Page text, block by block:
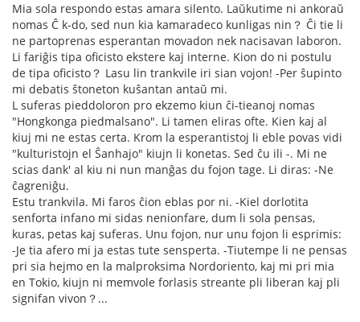
Mia sola respondo estas amara silento. Laŭkutime ni ankoraŭ
nomas Ĉ k-do, sed nun kia kamaradeco kunligas nin？ Ĉi tie li
ne partoprenas esperantan movadon nek nacisavan laboron.
Li fariĝis tipa oficisto ekstere kaj interne. Kion do ni postulu
de tipa oficisto？ Lasu lin trankvile iri sian vojon! -Per ŝupinto
mi debatis ŝtoneton kuŝantan antaŭ mi.
L suferas pieddoloron pro ekzemo kiun ĉi-tieanoj nomas
"Hongkonga piedmalsano". Li tamen eliras ofte. Kien kaj al
kiuj mi ne estas certa. Krom la esperantistoj li eble povas vidi
"kulturistojn el Ŝanhajo" kiujn li konetas. Sed ĉu ili -. Mi ne
scias dank' al kiu ni nun manĝas du fojon tage. Li diras: -Ne
ĉagreniĝu.
Estu trankvila. Mi faros ĉion eblas por ni. -Kiel dorlotita
senforta infano mi sidas nenionfare, dum li sola pensas,
kuras, petas kaj suferas. Unu fojon, nur unu fojon li esprimis:
-Je tia afero mi ja estas tute sensperta. -Tiutempe li ne pensas
pri sia hejmo en la malproksima Nordoriento, kaj mi pri mia
en Tokio, kiujn ni memvole forlasis streante pli liberan kaj pli
signifan vivon？...